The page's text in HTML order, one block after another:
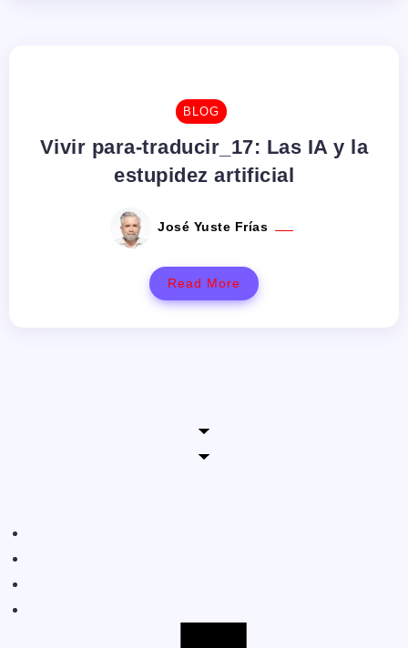
BLOG
Vivir para-traducir_17: Las IA y la
estupidez artificial
José Yuste Frías
Read More